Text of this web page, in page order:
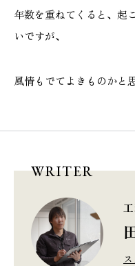
年数を重ねてくると、起
いですが、
風情もでてよきものかと
WRITER